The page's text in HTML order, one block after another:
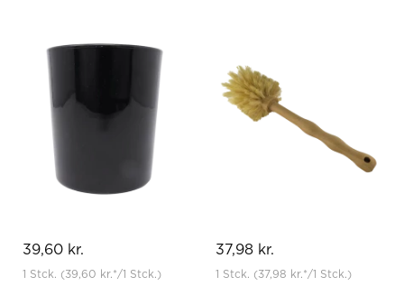
39,60 kr.
1 Stck. (39,60 kr.*/1 Stck.)
37,98 kr.
1 Stck. (37,98 kr.*/1 Stck.)